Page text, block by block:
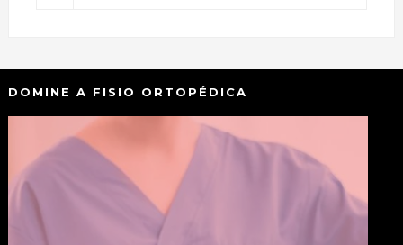
DOMINE A FISIO ORTOPÉDICA